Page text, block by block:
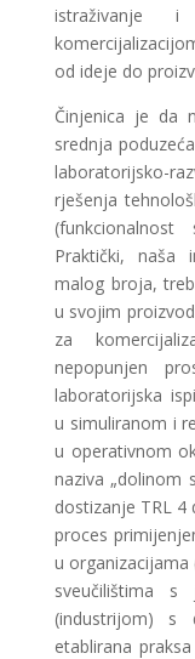
istraživanje
od ideje do
Činjenica je da
srednja
laboratorijsko-
rješenja
Praktički, naša
malog broja,
u svojim
za
nepopunjen
laboratorijska
u simuliranom i
u operativnom
naziva „dolinom
dostizanje TRL 4
proces
u organizacijama
sveučilištima
(industrijom)
etablirana